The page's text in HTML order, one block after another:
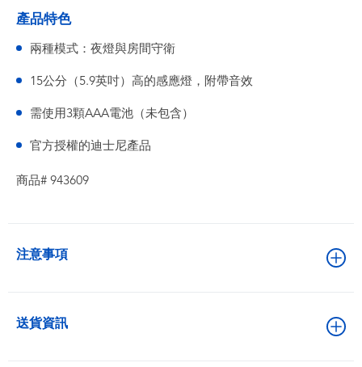
產品特色
兩種模式：夜燈與房間守衛
15公分（5.9英吋）高的感應燈，附帶音效
需使用3顆AAA電池（未包含）
官方授權的迪士尼產品
商品# 943609
注意事項
送貨資訊